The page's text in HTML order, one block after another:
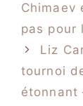
Chimaev
pas pour
Liz
tournoi
étonnant